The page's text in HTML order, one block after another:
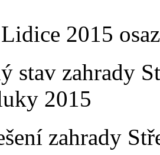
2015
stav zahrady
2015
zahrady